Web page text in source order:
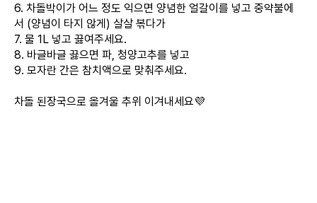
6. 차돌박이가 어느 정도 익으면 양념한 얼갈이를 넣고 중약불에
서 (양념이 타지 않게) 살살 볶다가
7. 물 1L 넣고 끓여주세요.
8. 바글바글 끓으면 파, 청양고추를 넣고
9. 모자란 간은 참치액으로 맞춰주세요.
차돌 된장국으로 올겨울 추위 이겨내세요💜